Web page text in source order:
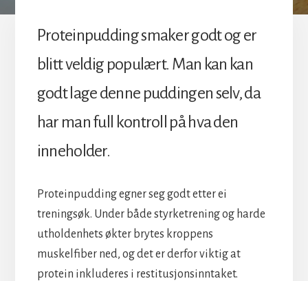
Proteinpudding smaker godt og er
blitt veldig populært. Man kan kan
godt lage denne puddingen selv, da
har man full kontroll på hva den
inneholder.
Proteinpudding egner seg godt etter ei
treningsøk. Under både styrketrening og harde
utholdenhets økter brytes kroppens
muskelfiber ned, og det er derfor viktig at
protein inkluderes i restitusjonsinntaket.